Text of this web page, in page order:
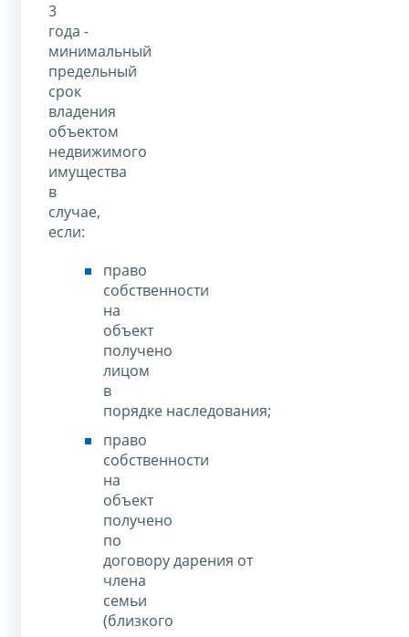
3
года -
минимальный
предельный
срок
владения
объектом
недвижимого
имущества
в
случае,
если:
право
собственности
на
объект
получено
лицом
в
порядке наследования;
право
собственности
на
объект
получено
по
договору дарения от
члена
семьи
(близкого